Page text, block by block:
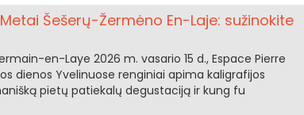
Šešerų-Žermėno En-Laje: sužinokite
en-Laye 2026 m. vasario 15 d., Espace Pierre
dienos Yvelinuose renginiai apima kaligrafijos
pietų patiekalų degustaciją ir kung fu